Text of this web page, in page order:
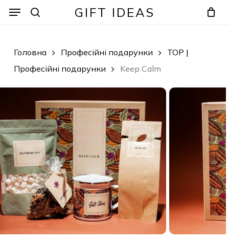
GIFT IDEAS
Menu
Головна Професійні подарунки
TOP |
Професійні подарунки
Keep Calm
Menu